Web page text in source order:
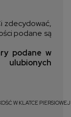
zdecydować,
podane są
podane w
W KLATCE PIERSIOWEJ